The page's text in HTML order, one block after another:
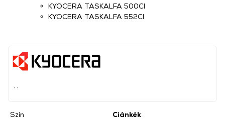
Szín
Ciánkék
KYOCERA TASKALFA 500CI
KYOCERA TASKALFA 552CI